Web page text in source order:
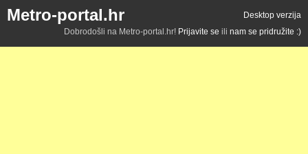
Metro-portal.hr
Desktop verzija
Dobrodošli na Metro-portal.hr! Prijavite se ili nam se pridružite :)